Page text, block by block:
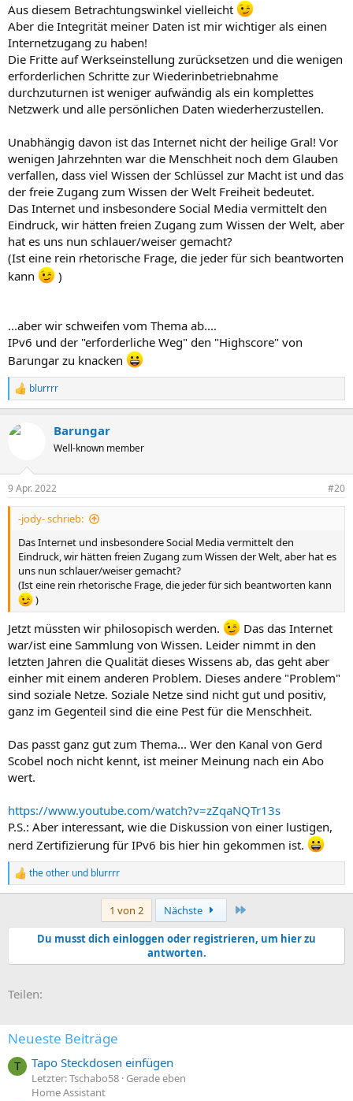
Aus diesem Betrachtungswinkel vielleicht
Aber die Integrität meiner Daten ist mir wichtiger als einen
Internetzugang zu haben!
Die Fritte auf Werkseinstellung zurücksetzen und die wenigen
erforderlichen Schritte zur Wiederinbetriebnahme
durchzuturnen ist weniger aufwändig als ein komplettes
Netzwerk und alle persönlichen Daten wiederherzustellen.
Unabhängig davon ist das Internet nicht der heilige Gral! Vor
wenigen Jahrzehnten war die Menschheit noch dem Glauben
verfallen, dass viel Wissen der Schlüssel zur Macht ist und das
der freie Zugang zum Wissen der Welt Freiheit bedeutet.
Das Internet und insbesondere Social Media vermittelt den
Eindruck, wir hätten freien Zugang zum Wissen der Welt, aber
hat es uns nun schlauer/weiser gemacht?
(Ist eine rein rhetorische Frage, die jeder für sich beantworten
kann
)
...aber wir schweifen vom Thema ab....
IPv6 und der "erforderliche Weg" den "Highscore" von
Barungar zu knacken
R
e
k
e
n
blurrrr
Barungar
Well-known member
9 Apr. 2022 #20
-jody- schrieb:
Das Internet und insbesondere Social Media vermittelt den
Eindruck, wir hätten freien Zugang zum Wissen der Welt, aber hat es
uns nun schlauer/weiser gemacht?
(Ist eine rein rhetorische Frage, die jeder für sich beantworten kann
)
Jetzt müssten wir philosopisch werden.
Das das Internet
war/ist eine Sammlung von Wissen. Leider nimmt in den
letzten Jahren die Qualität dieses Wissens ab, das geht aber
einher mit einem anderen Problem. Dieses andere "Problem"
sind soziale Netze. Soziale Netze sind nicht gut und positiv,
ganz im Gegenteil sind die eine Pest für die Menschheit.
Das passt ganz gut zum Thema... Wer den Kanal von Gerd
Scobel noch nicht kennt, ist meiner Meinung nach ein Abo
wert.
https://www.youtube.com/watch?v=zZqaNQTr13s
P.S.: Aber interessant, wie die Diskussion von einer lustigen,
nerd Zertifizierung für IPv6 bis hier hin gekommen ist.
R
e
t
n
n
the other und blurrrr
1 von 2 Nächste
Du musst dich einloggen oder registrieren, um hier zu
antworten.
Teilen:
Neueste Beiträge
T Tapo Steckdosen einfügen
Letzter: Tschabo58 Gerade eben
Home Assistant